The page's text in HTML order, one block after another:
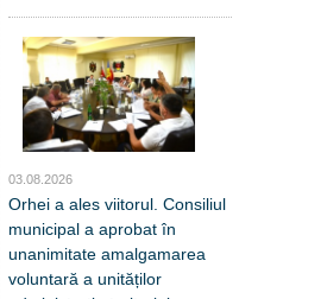
03.08.2026
Orhei a ales viitorul. Consiliul
municipal a aprobat în
unanimitate amalgamarea
voluntară a unităților